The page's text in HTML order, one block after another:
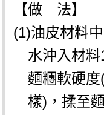
【做 法】
(1)油皮材料
水沖入材
麵糰軟硬
樣)，揉至